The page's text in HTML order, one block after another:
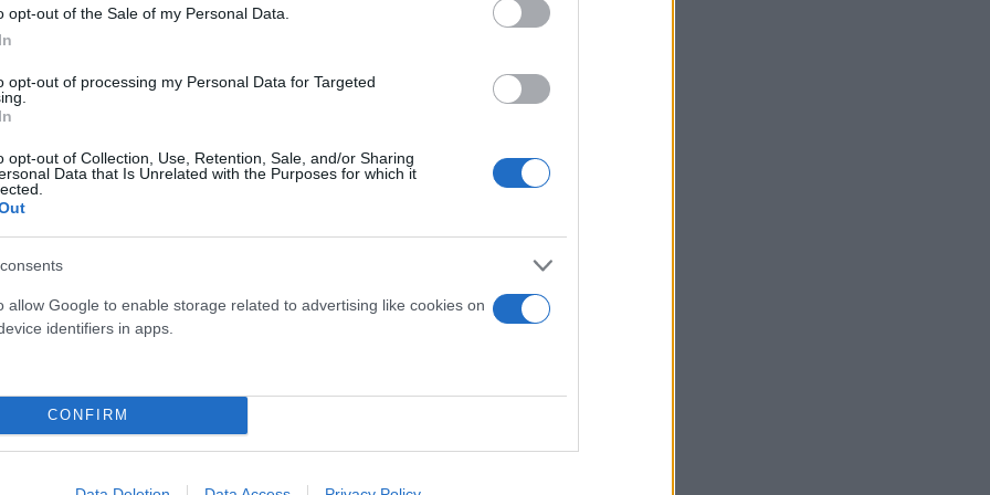
opt-out of the Sale of my Personal Data.
opt-out of processing my Personal Data for Targeted
opt-out of Collection, Use, Retention, Sale, and/or Sharing
Data that Is Unrelated with the Purposes for which it
allow Google to enable storage related to advertising like cookies on
identifiers in apps.
CONFIRM
να εντοπίσουμε αυτά τα δελφίνια. Περάσαμε πολλές
κατά τη διάρκεια των γυρισμάτων και δεν
τότε συνέβη η μαγεία».